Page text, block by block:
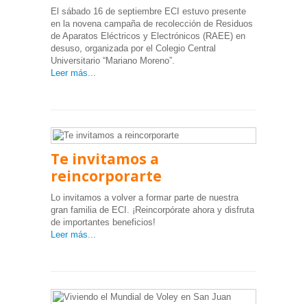
El sábado 16 de septiembre ECI estuvo presente
en la novena campaña de recolección de Residuos
de Aparatos Eléctricos y Electrónicos (RAEE) en
desuso, organizada por el Colegio Central
Universitario “Mariano Moreno”.
Leer más...
Te invitamos a
reincorporarte
Lo invitamos a volver a formar parte de nuestra
gran familia de ECI. ¡Reincorpórate ahora y disfruta
de importantes beneficios!
Leer más...